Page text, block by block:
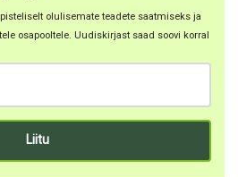
olulisemate teadete saatmiseks ja
osapooltele. Uudiskirjast saad soovi korral